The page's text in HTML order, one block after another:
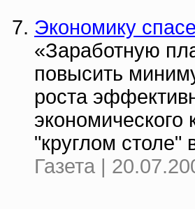
Экономику
«Заработную
повысить
роста
"круглом
Газета |